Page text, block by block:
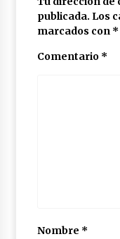
publicada. Los
marcados con *
Comentario *
Nombre *